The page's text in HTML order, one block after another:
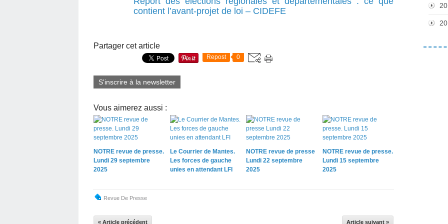
contient l’avant-projet de loi – CIDEFE
Partager cet article
Repost 0
S'inscrire à la newsletter
Vous aimerez aussi :
NOTRE revue de presse.
Lundi 29 septembre
2025
Le Courrier de Mantes.
Les forces de gauche
unies en attendant LFI
NOTRE revue de presse
Lundi 22 septembre
2025
NOTRE revue de presse.
Lundi 15 septembre
2025
Revue De Presse
« Article précédent Article suivant »